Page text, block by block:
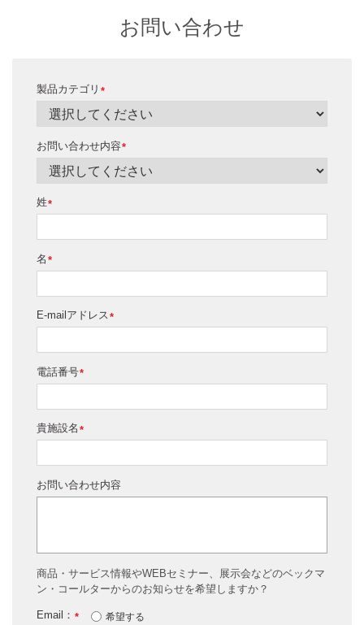
お問い合わせ
*
製品カテゴリ
*
お問い合わせ内容
*
姓
*
名
*
E-mailアドレス
*
電話番号
*
貴施設名
お問い合わせ内容
商品・サービス情報やWEBセミナー、展示会などのベックマ
ン・コールターからのお知らせを希望しますか？
*
Email：
希望する